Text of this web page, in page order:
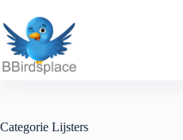
naar
de
inhoud
Categorie Lijsters